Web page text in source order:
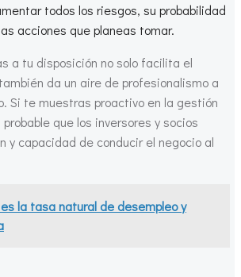
todos los riesgos, su probabilidad
acciones que planeas tomar.
a tu disposición no solo facilita el
da un aire de profesionalismo a
Si te muestras proactivo en la gestión
que los inversores y socios
y capacidad de conducir el negocio al
es la tasa natural de desempleo y